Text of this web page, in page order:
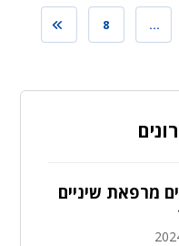
…
8
מרפאת שיניים